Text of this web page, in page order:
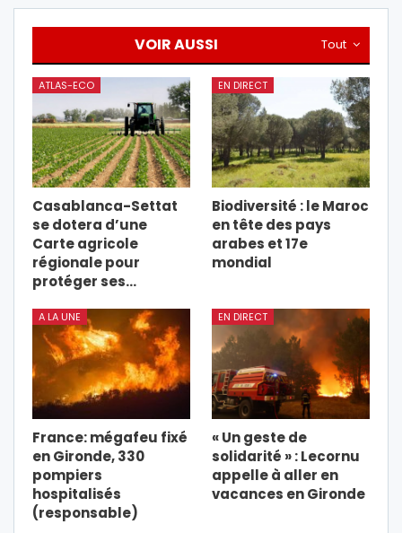
Tout
VOIR AUSSI
ATLAS-ECO
Casablanca-Settat
se dotera d’une
Carte agricole
régionale pour
protéger ses…
EN DIRECT
Biodiversité : le Maroc
en tête des pays
arabes et 17e
mondial
A LA UNE
France: mégafeu fixé
en Gironde, 330
pompiers
hospitalisés
(responsable)
EN DIRECT
« Un geste de
solidarité » : Lecornu
appelle à aller en
vacances en Gironde